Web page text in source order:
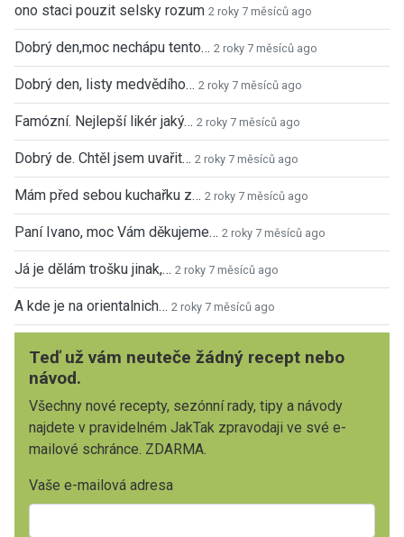
ono staci pouzit selsky rozum 2 roky 7 měsíců ago
Dobrý den,moc nechápu tento… 2 roky 7 měsíců ago
Dobrý den, listy medvědího… 2 roky 7 měsíců ago
Famózní. Nejlepší likér jaký… 2 roky 7 měsíců ago
Dobrý de. Chtěl jsem uvařit… 2 roky 7 měsíců ago
Mám před sebou kuchařku z… 2 roky 7 měsíců ago
Paní Ivano, moc Vám děkujeme… 2 roky 7 měsíců ago
Já je dělám trošku jinak,… 2 roky 7 měsíců ago
A kde je na orientalnich… 2 roky 7 měsíců ago
Teď už vám neuteče žádný recept nebo
návod.
Všechny nové recepty, sezónní rady, tipy a návody
najdete v pravidelném JakTak zpravodaji ve své e-
mailové schránce. ZDARMA.
Vaše e-mailová adresa